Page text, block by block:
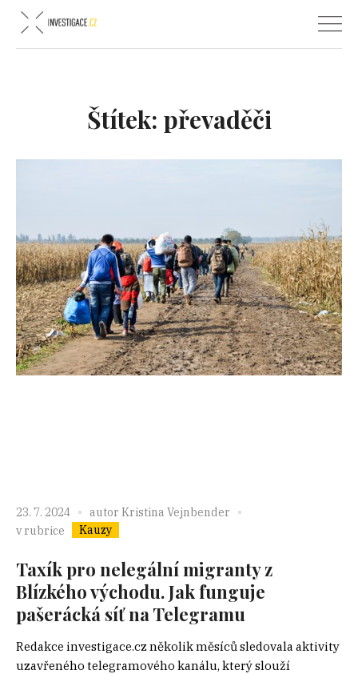
Štítek: převaděči
23. 7. 2024 autor Kristina Vejnbender
v rubrice
Kauzy
Taxík pro nelegální migranty z
Blízkého východu. Jak funguje
pašerácká síť na Telegramu
Redakce investigace.cz několik měsíců sledovala aktivity
uzavřeného telegramového kanálu, který slouží